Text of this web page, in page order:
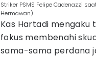
Striker PSMS Felipe Cadenazzi
Hermawan)
Kas Hartadi mengaku
fokus membenahi
sama-sama perdana